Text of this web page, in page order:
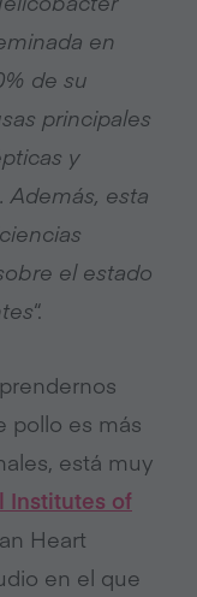
en
de su
principales
y
Además, esta
el estado
“.
pollo es más
está muy
Institutes of
Heart
en el que